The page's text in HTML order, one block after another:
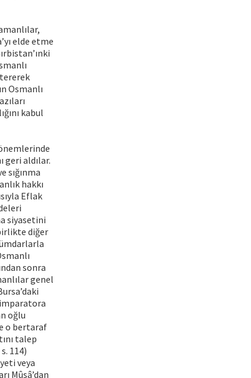
elde etme
Osmanlı
kabul
geri aldılar.
sığınma
hakkı
Eflak
siyasetini
diğer
sonra
genel
oğlu
o bertaraf
talep
114)
veya
Mûsâ’dan